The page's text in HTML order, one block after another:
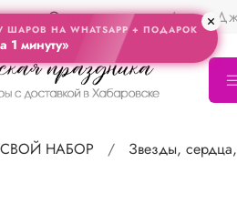
Отзывы Адрес
НАБОР Звезды, сердца,
НА WHATSAPP + ПОДАРОК
1 минуту»